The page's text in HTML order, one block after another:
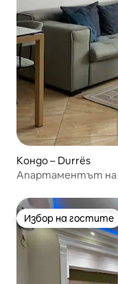
Кондо – Durrës
Апартаментът на
Избор на гостите
Избор на гостите